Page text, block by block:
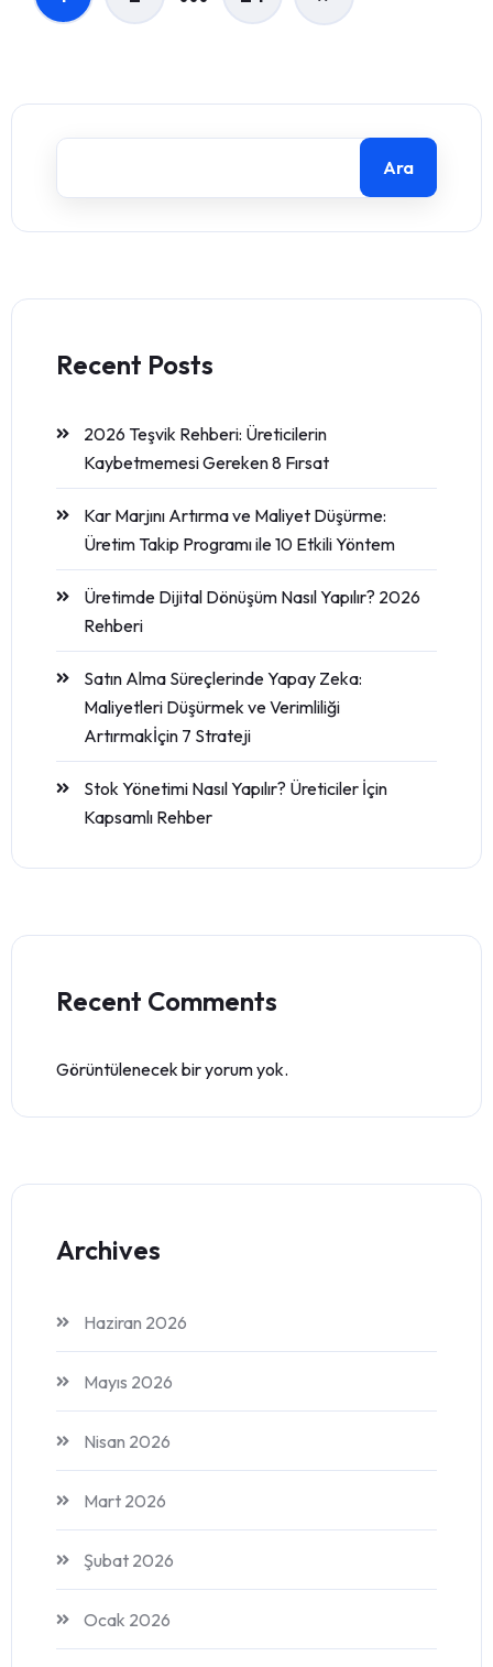
Ara
Recent Posts
2026 Teşvik Rehberi: Üreticilerin
Kaybetmemesi Gereken 8 Fırsat
Kar Marjını Artırma ve Maliyet Düşürme:
Üretim Takip Programı ile 10 Etkili Yöntem
Üretimde Dijital Dönüşüm Nasıl Yapılır? 2026
Rehberi
Satın Alma Süreçlerinde Yapay Zeka:
Maliyetleri Düşürmek ve Verimliliği
Artırmakİçin 7 Strateji
Stok Yönetimi Nasıl Yapılır? Üreticiler İçin
Kapsamlı Rehber
Recent Comments
Görüntülenecek bir yorum yok.
Archives
Haziran 2026
Mayıs 2026
Nisan 2026
Mart 2026
Şubat 2026
Ocak 2026